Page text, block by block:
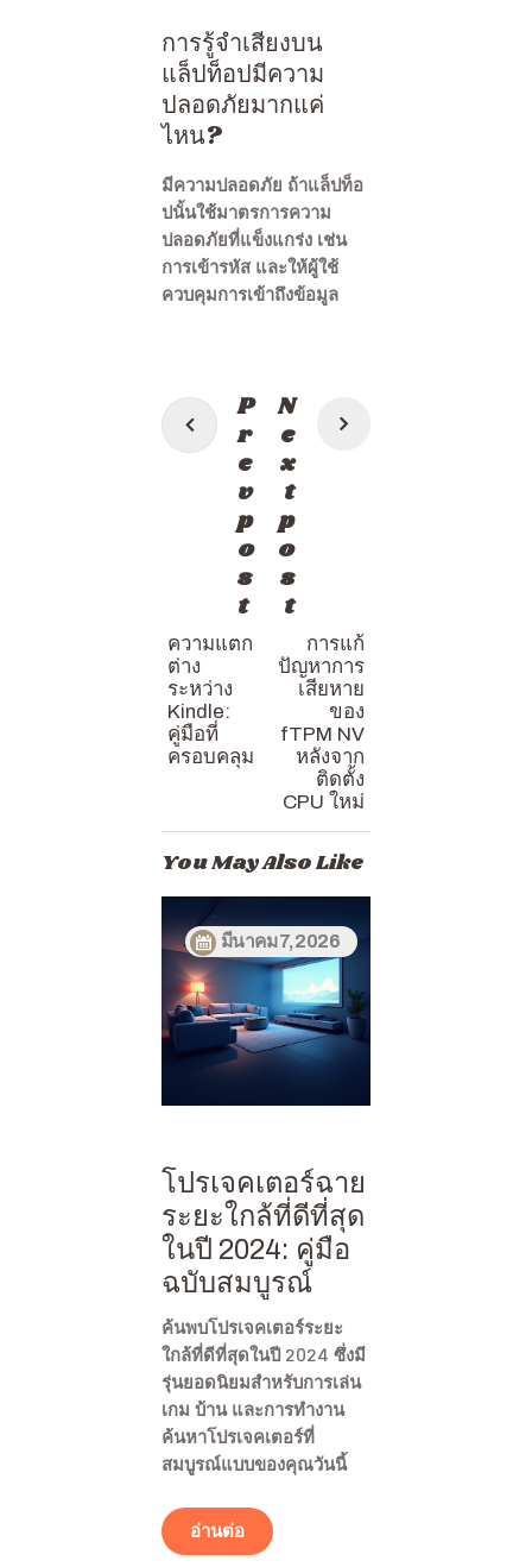
การรู้จำเสียงบน
แล็ปท็อปมีความ
ปลอดภัยมากแค่
ไหน?
มีความปลอดภัย ถ้าแล็ปท็อ
ปนั้นใช้มาตรการความ
ปลอดภัยที่แข็งแกร่ง เช่น
การเข้ารหัส และให้ผู้ใช้
ควบคุมการเข้าถึงข้อมูล
แนะแนว
เรื่อง
P
r
e
v
p
o
s
t
ความแตก
ต่าง
ระหว่าง
Kindle:
คู่มือที่
ครอบคลุม
N
e
x
t
p
o
s
t
การแก้
ปัญหาการ
เสียหาย
ของ
fTPM NV
หลังจาก
ติดตั้ง
CPU ใหม่
You May Also Like
มีนาคม 7, 2026
โปรเจคเตอร์ฉาย
ระยะใกล้ที่ดีที่สุด
ในปี 2024: คู่มือ
ฉบับสมบูรณ์
ค้นพบโปรเจคเตอร์ระยะ
ใกล้ที่ดีที่สุดในปี 2024 ซึ่งมี
รุ่นยอดนิยมสำหรับการเล่น
เกม บ้าน และการทำงาน
ค้นหาโปรเจคเตอร์ที่
สมบูรณ์แบบของคุณวันนี้
อ่านต่อ